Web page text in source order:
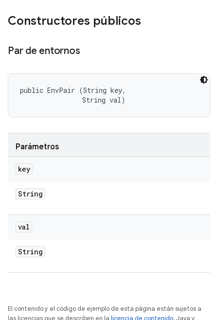
Constructores públicos
Par de entornos
public EnvPair (String key,
                String val)
Parámetros
key
String
val
String
El contenido y el código de ejemplo de esta página están sujetos a
las licencias que se describen en la licencia de contenido. Java y